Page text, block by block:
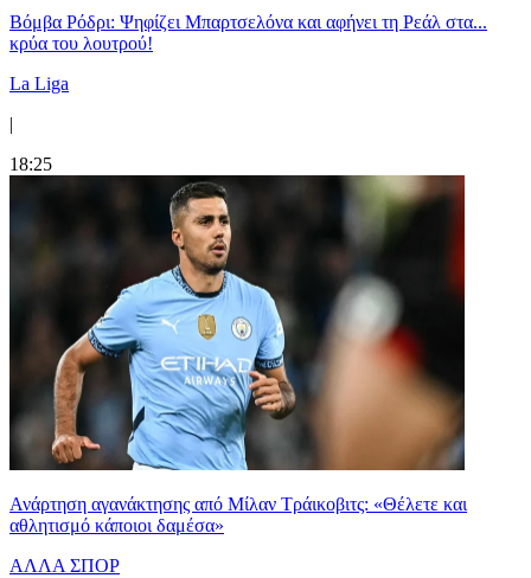
Βόμβα Ρόδρι: Ψηφίζει Μπαρτσελόνα και αφήνει τη Ρεάλ στα...
κρύα του λουτρού!
La Liga
|
18:25
Ανάρτηση αγανάκτησης από Μίλαν Τράικοβιτς: «Θέλετε και
αθλητισμό κάποιοι δαμέσα»
ΑΛΛΑ ΣΠΟΡ